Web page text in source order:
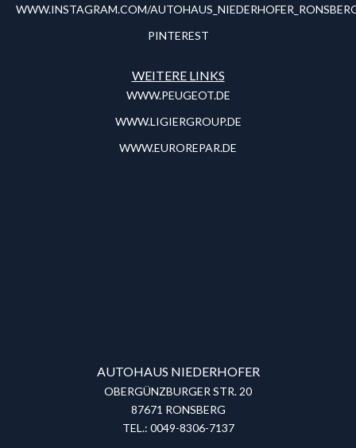
WWW.INSTAGRAM.COM/
PINTEREST
WEITERE LINKS
WWW.PEUGEOT.DE
WWW.LIGIERGROUP.DE
WWW.EUROREPAR.DE
AUTOHAUS NIEDERHOFER
OBERGÜNZBURGER STR. 20
87671 RONSBERG
TEL.: 0049-8306-7137